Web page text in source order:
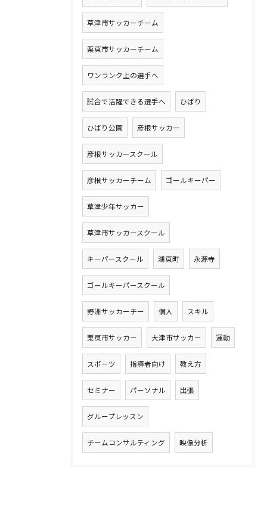
草津市サッカーチーム
栗東市サッカーチーム
ワンランク上の選手へ
試合で活躍できる選手へ ひばり
ひばり公園 彦根サッカー
彦根サッカースクール
彦根サッカーチーム ゴールキーパー
草津少年サッカー
草津市サッカースクール
キーパースクール 湖東町 永源寺
ゴールキーパースクール
野洲サッカーチー 個人 スキル
栗東市サッカー 大津市サッカー 運動
スポーツ 指導者向け 教え方
セミナー パーソナル 出張
グループレッスン
チームコンサルティング 映像分析